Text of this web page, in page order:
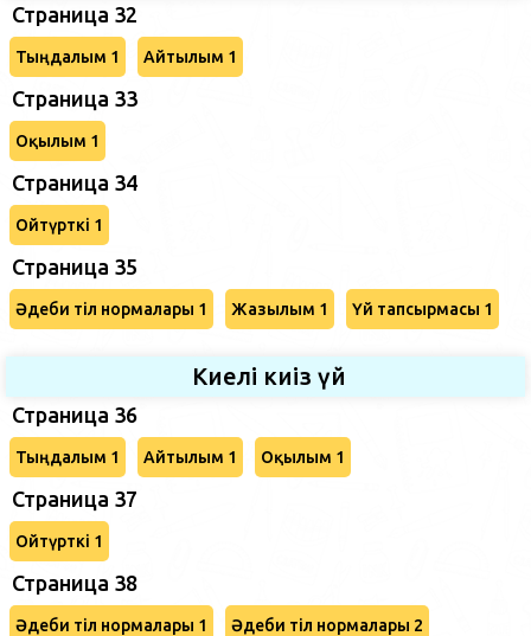
Страница 32
Тыңдалым 1 Айтылым 1
Страница 33
Оқылым 1
Страница 34
Ойтүрткі 1
Страница 35
Әдеби тіл нормалары 1 Жазылым 1 Үй тапсырмасы 1
Киелі киіз үй
Страница 36
Тыңдалым 1 Айтылым 1 Оқылым 1
Страница 37
Ойтүрткі 1
Страница 38
Әдеби тіл нормалары 1 Әдеби тіл нормалары 2